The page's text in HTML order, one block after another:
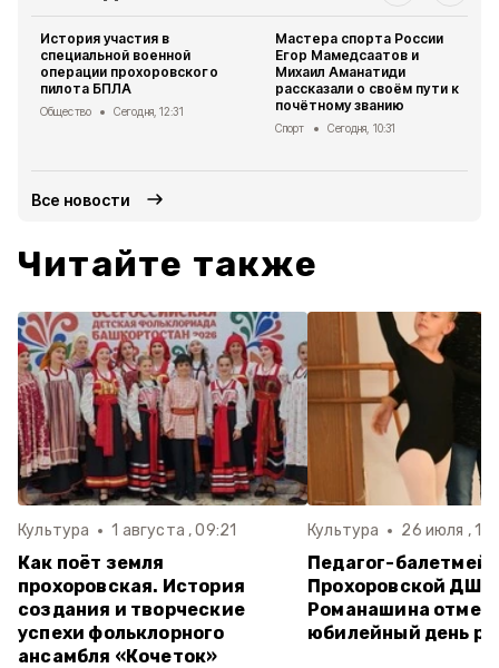
История участия в
специальной военной
операции прохоровского
пилота БПЛА
Общество Сегодня, 12:31
Мастера спорта России
Егор Мамедсаатов и
Михаил Аманатиди
рассказали о своём пути к
почётному званию
Спорт Сегодня, 10:31
Все новости
Читайте также
Культура 1 августа , 09:21
Как поёт земля
прохоровская. История
создания и творческие
успехи фольклорного
ансамбля «Кочеток»
Культура 26 июля ,
Педагог-
Прохоровской
Романашина
юбилейный день